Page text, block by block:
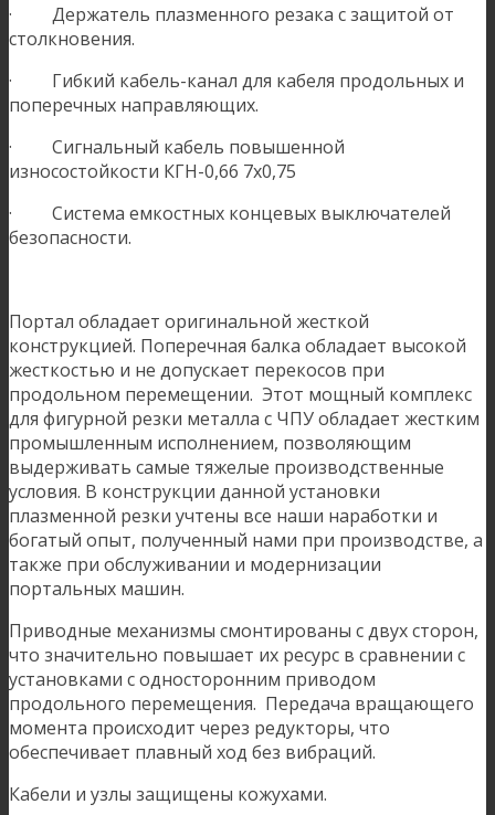
· Держатель плазменного резака с защитой от
столкновения.
· Гибкий кабель-канал для кабеля продольных и
поперечных направляющих.
· Сигнальный кабель повышенной
износостойкости КГН-0,66 7х0,75
· Система емкостных концевых выключателей
безопасности.
Портал обладает оригинальной жесткой
конструкцией. Поперечная балка обладает высокой
жесткостью и не допускает перекосов при
продольном перемещении. Этот мощный комплекс
для фигурной резки металла с ЧПУ обладает жестким
промышленным исполнением, позволяющим
выдерживать самые тяжелые производственные
условия. В конструкции данной установки
плазменной резки учтены все наши наработки и
богатый опыт, полученный нами при производстве, а
также при обслуживании и модернизации
портальных машин.
Приводные механизмы смонтированы с двух сторон,
что значительно повышает их ресурс в сравнении с
установками с односторонним приводом
продольного перемещения. Передача вращающего
момента происходит через редукторы, что
обеспечивает плавный ход без вибраций.
Кабели и узлы защищены кожухами.